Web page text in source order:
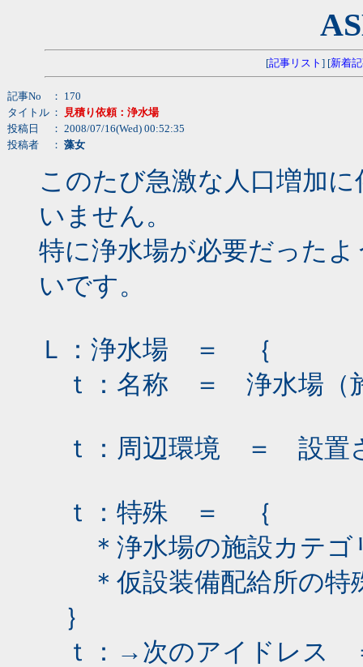
[記事リスト ] [新着
記事No
： 170
タイトル ：
見積り依頼：浄水場
投稿日
： 2008/07/16(Wed) 00:52:35
投稿者
： 藻女
このたび急激な人口増加
いません。
特に浄水場が必要だった
いです。
Ｌ：浄水場 ＝ ｛
ｔ：名称 ＝ 浄水場（
ｔ：周辺環境 ＝ 設置
ｔ：特殊 ＝ ｛
＊浄水場の施設カテゴ
＊仮設装備配給所の特
｝
ｔ：→次のアイドレス